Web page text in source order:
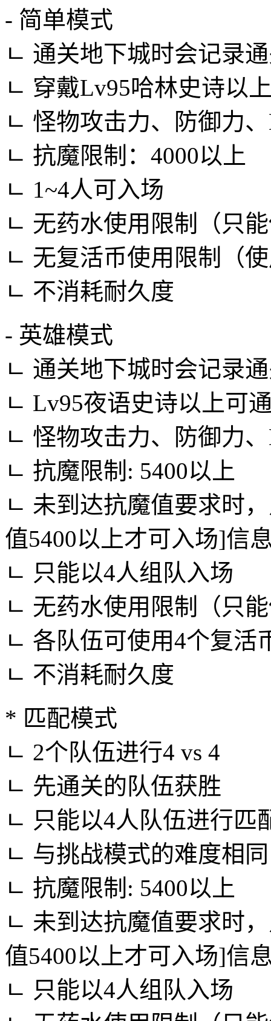
- 简单模式
ㄴ 通关地下城时会记录
ㄴ 穿戴Lv95哈林史诗以
ㄴ 怪物攻击力、防御力
ㄴ 抗魔限制：4000以上
ㄴ 1~4人可入场
ㄴ 无药水使用限制（只
ㄴ 无复活币使用限制（
ㄴ 不消耗耐久度
- 英雄模式
ㄴ 通关地下城时会记录
ㄴ Lv95夜语史诗以上可
ㄴ 怪物攻击力、防御力
ㄴ 抗魔限制: 5400以上
ㄴ 未到达抗魔值要求时
值5400以上才可入场]信
ㄴ 只能以4人组队入场
ㄴ 无药水使用限制（只
ㄴ 各队伍可使用4个复
ㄴ 不消耗耐久度
* 匹配模式
ㄴ 2个队伍进行4 vs 4
ㄴ 先通关的队伍获胜
ㄴ 只能以4人队伍进行匹
ㄴ 与挑战模式的难度相同
ㄴ 抗魔限制: 5400以上
ㄴ 未到达抗魔值要求时
值5400以上才可入场]信
ㄴ 只能以4人组队入场